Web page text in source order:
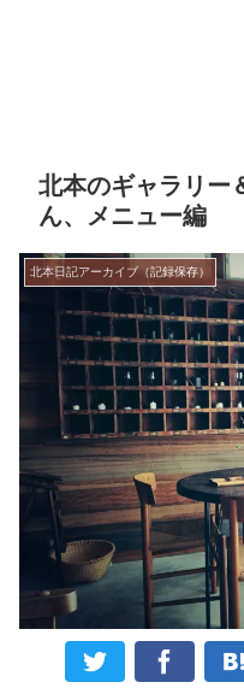
北本のギャラリー
ん、メニュー編
北本日記アーカイブ（記録保存）